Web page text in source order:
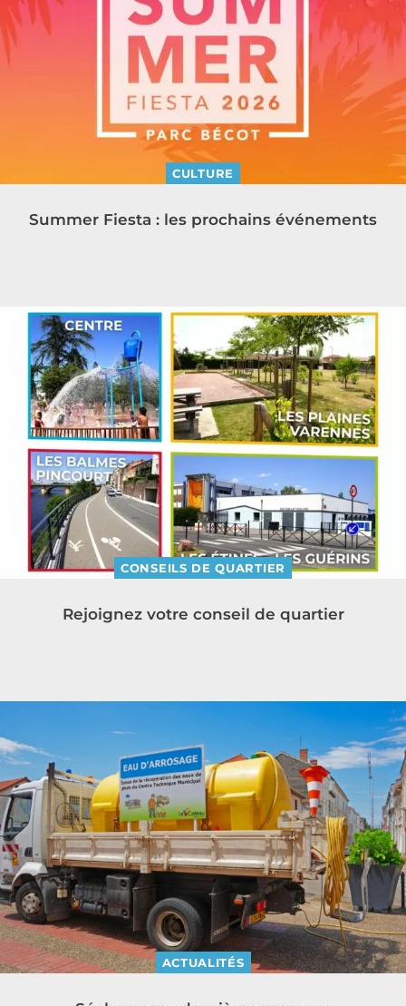
CULTURE
Summer Fiesta : les prochains événements
CONSEILS DE QUARTIER
Rejoignez votre conseil de quartier
ACTUALITÉS